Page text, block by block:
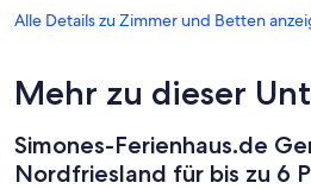
Alle Details zu Zimmer und Betten
Mehr zu dieser
Simones-Ferienhaus.de
Nordfriesland für bis zu 6